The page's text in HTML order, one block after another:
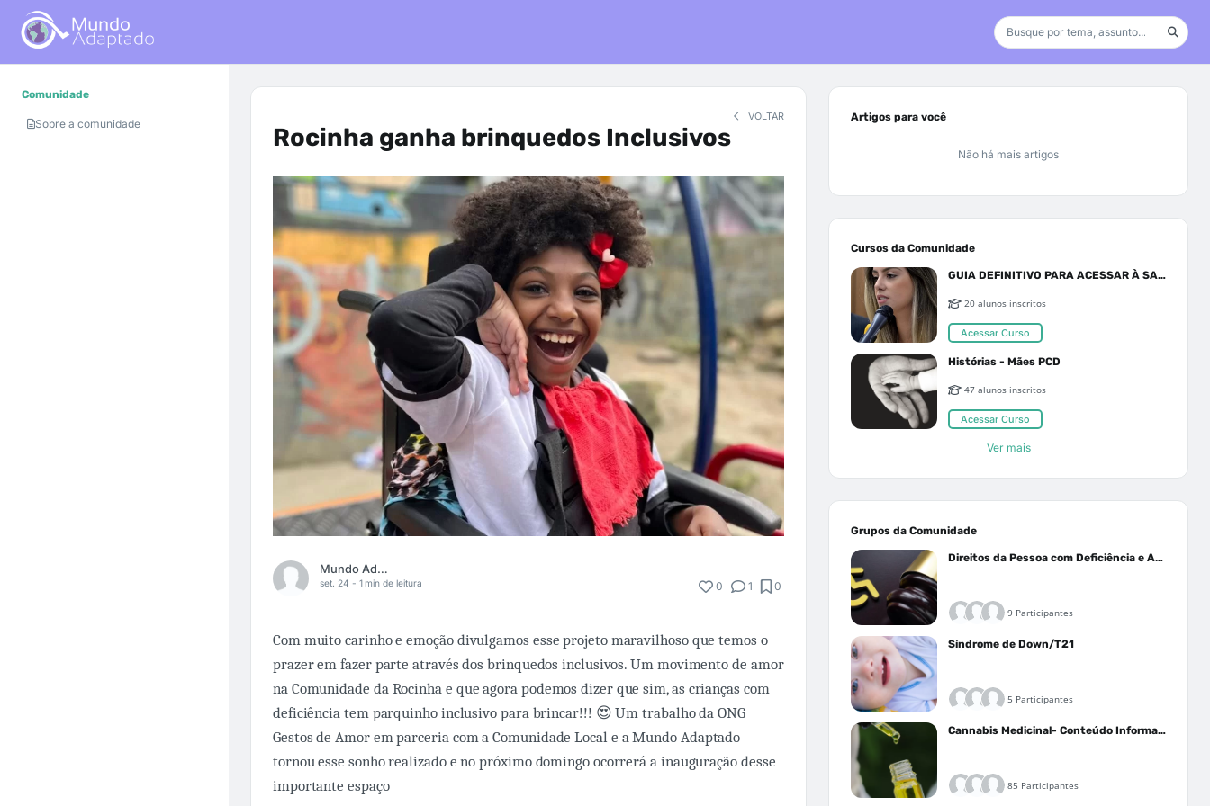
Comunidade
Sobre a comunidade
VOLTAR
Rocinha ganha brinquedos Inclusivos
Mundo Adaptado
set. 24 - 1 min de leitura 0 1 0
Com muito carinho e emoção divulgamos esse projeto maravilhoso que temos o
prazer em fazer parte através dos brinquedos inclusivos. Um movimento de amor
na Comunidade da Rocinha e que agora podemos dizer que sim, as crianças com
deficiência tem parquinho inclusivo para brincar!!! 😍 Um trabalho da ONG
Gestos de Amor em parceria com a Comunidade Local e a Mundo Adaptado
tornou esse sonho realizado e no próximo domingo ocorrerá a inauguração desse
importante espaço
Artigos para você
Não há mais artigos
Cursos da Comunidade
GUIA DEFINITIVO PARA ACESSAR À SAÚDE PELO SUS OU PLANO DE SAÚDE
20 alunos inscritos
Acessar Curso
Histórias - Mães PCD
47 alunos inscritos
Acessar Curso
Ver mais
Grupos da Comunidade
Direitos da Pessoa com Deficiência e Autistas
9 Participantes
Síndrome de Down/T21
5 Participantes
Cannabis Medicinal- Conteúdo Informativo
85 Participantes